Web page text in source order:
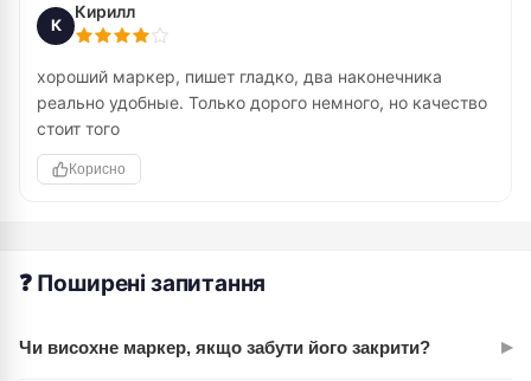
К
Кирилл
хороший маркер, пишет гладко, два наконечника
реально удобные. Только дорого немного, но качество
стоит того
Корисно
❓ Поширені запитання
Чи висохне маркер, якщо забути його закрити? ▸